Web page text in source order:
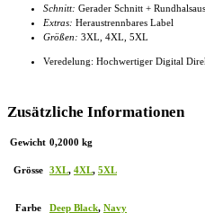
Schnitt: Gerader Schnitt +
Extras: Heraustrennbares Label
Größen: 3XL, 4XL , 5XL
Veredelung: Hochwertiger Digital
Zusätzliche Informationen
Gewicht 0,2000 kg
Grösse 3XL, 4XL, 5XL
Farbe Deep Black, Navy